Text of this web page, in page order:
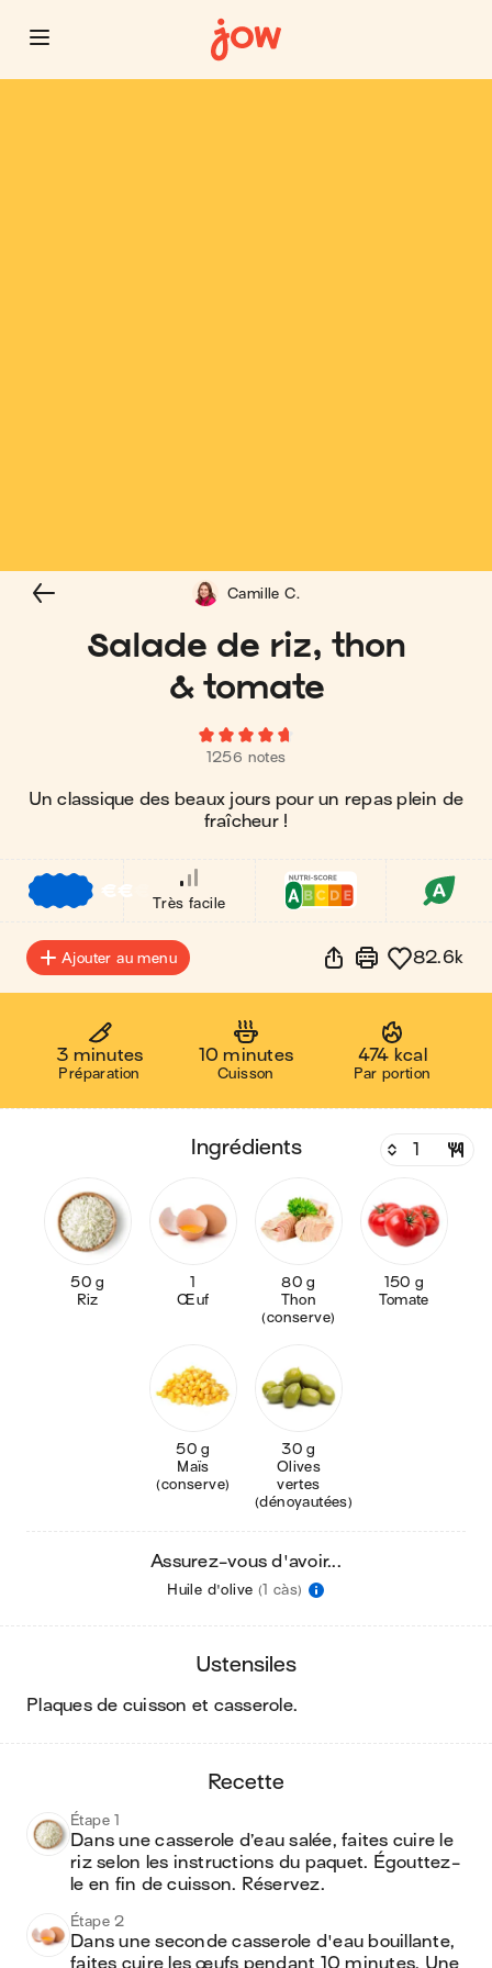
Salade de riz, thon
& tomate
1256 notes
Un classique des beaux jours pour un repas plein de
fraîcheur !
Camille C.
€€
Très facile
Ajouter au menu 82.6k
3 minutes
Préparation
10 minutes
Cuisson
474 kcal
Par portion
ingrédients
50 g
Riz
1
Œuf
80 g
Thon
(conserve)
150 g
Tomate
50 g
Maïs
(conserve)
30 g
Olives
vertes
(dénoyautées)
Assurez-vous d'avoir...
Huile d'olive (1 càs)
ustensiles
plaques de cuisson et casserole.
recette
Étape 1
Dans une casserole d’eau salée, faites cuire le
riz selon les instructions du paquet. Égouttez-
le en fin de cuisson. Réservez.
Étape 2
Dans une seconde casserole d'eau bouillante,
faites cuire les œufs pendant 10 minutes. Une